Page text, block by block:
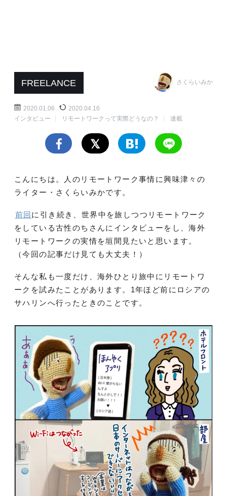
FREELANCE さくらいみか
2020.01.06
2020.04.16
インタビュー
リモートワークって実際どうなの？ 連載
こんにちは。人のリモートワーク事情に興味津々の
ライター・さくらいみかです。
前回 に引き続き、世界中を旅しつつリモートワーク
をしている古性のちさんにインタビューをし、海外
リモートワークの実情を垣間見たいと思います。
（今回の記事だけ見ても大丈夫！）
そんな私も一度だけ、海外ひとり旅中にリモートワ
ークを試みたことがあります。1年ほど前にロシアの
サハリンへ行ったときのことです。